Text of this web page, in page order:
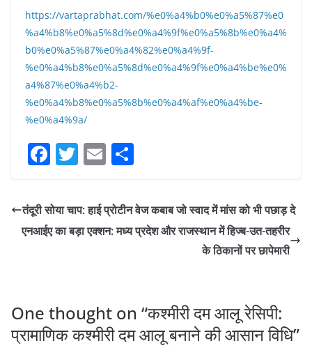
https://vartaprabhat.com/%e0%a4%b0%e0%a5%87%e0
%a4%b8%e0%a5%8d%e0%a4%9f%e0%a5%8b%e0%a4%
b0%e0%a5%87%e0%a4%82%e0%a4%9f-
%e0%a4%b8%e0%a5%8d%e0%a4%9f%e0%a4%be%e0%
a4%87%e0%a4%b2-
%e0%a4%b8%e0%a5%8b%e0%a4%af%e0%a4%be-
%e0%a4%9a/
F
a
c
e
b
k
T
w
itt
er
E
m
ai
l
ar
e
तंदूरी सोया चाप: हाई प्रोटीन वेज कबाब जो स्वाद में मांस को भी पछाड़ दे
एनआईए का बड़ा एक्शन: मध्य प्रदेश और राजस्थान में हिज्ब-उत-तहरीर
के ठिकानों पर छापेमारी
One thought on “कश्मीरी दम आलू रेसिपी:
प्रामाणिक कश्मीरी दम आलू बनाने की आसान विधि”